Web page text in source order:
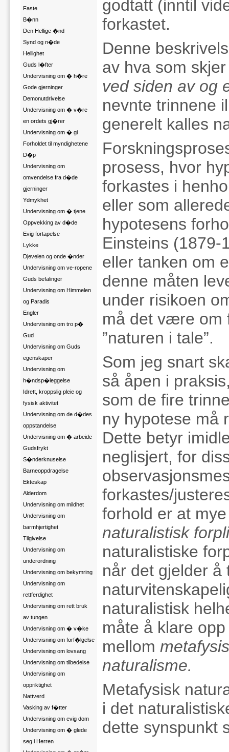
Faste
B�nn
Den Hellige �nd
Synd og n�de
Hellighet
Guds l�fter
Undervisning om � h�re
Gode gjerninger
Demonutdrivelse
Undervisning om � v�re
en ordets gj�rer
Undervisning om � gi
Forholdet til myndighetene
D�p
Undervisning om
omvendelse fra d�de
gjerninger
Ydmykhet
Undervisning om � tjene
Oppvekking av d�de
Evig fortapelse
Lykke
Djevelen og onde �nder
Undervisning om ve-ropene
Guds befalinger
Undervisning om Himmelen
og Paradis
Engler
Undervisning om tro p�
Gud
Undervisning om Guds
egenskaper
Undervisning om
h�ndsp�leggelse
Idrett, kroppslig pleie og
fysisk aktivitet
Undervisning om de d�des
oppstandelse
Undervisning om � arbeide
Gudsfrykt
S�nderknuselse
Barneoppdragelse
Ekteskap
Alderdom
Undervisning om mildhet
Undervisning om
barmhjertighet
Tilgivelse
Undervisning om
underordning
Undervisning om bekymring
Undervisning om
rettferdighet
Undervisning om rett bruk
av tungen
Undervisning om � v�ke
Undervisning om forf�lgelse
Undervisning om lovsang
Undervisning om tilbedelse
Undervisning om
oppriktighet
Nattverd
Vasking av f�tter
Undervisning om evig dom
Undervisning om � glede
seg i Herren
godtatt (inntil
forkastet.
Denne
av hva som
ved siden av og
nevnte trinnene
generelt kalles
prosess, hvor
forkastes i
eller som
hypotesens
Einsteins (1879-
eller tanken om
denne måten
under risikoen
må det være om
”naturen i tale”.
Som jeg snart
så åpen i
som de fire
ny hypotese må
Dette betyr
neglisjert, for
forkastes/
forhold er at
naturalistisk
naturalistiske
når det gjelder å
naturalistisk
måte å klare
mellom
naturalisme.
Metafysisk
i det
dette synspunkt